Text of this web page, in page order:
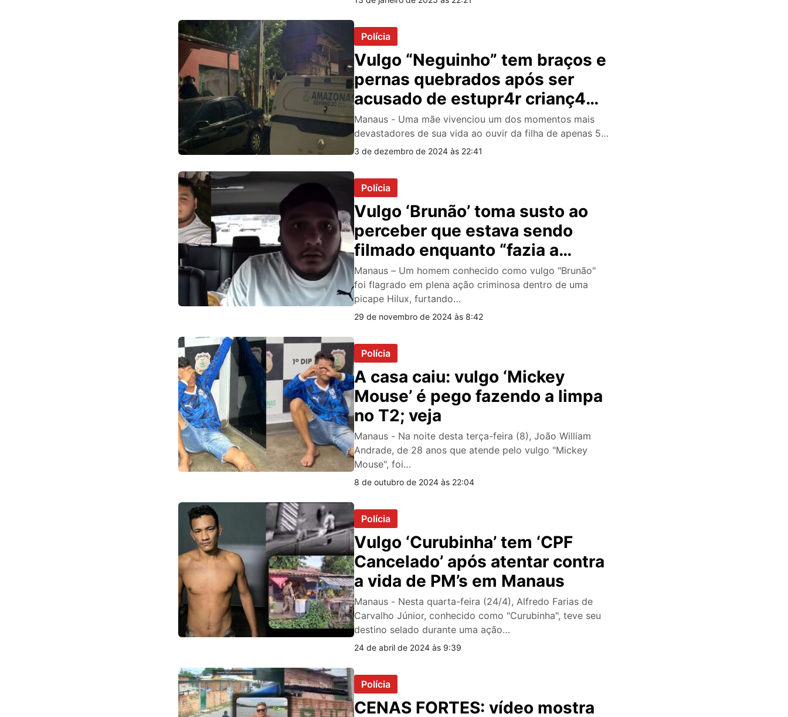
Polícia
Vulgo “Neguinho” tem braços e
pernas quebrados após ser
acusado de estupr4r crianç4
em Manaus
Manaus - Uma mãe vivenciou um dos momentos mais
devastadores de sua vida ao ouvir da filha de apenas 5…
3 de dezembro de 2024 às 22:41
Polícia
Vulgo ‘Brunão’ toma susto ao
perceber que estava sendo
filmado enquanto “fazia a
limpa” em Hilux; veja vídeo
Manaus – Um homem conhecido como vulgo "Brunão"
foi flagrado em plena ação criminosa dentro de uma
picape Hilux, furtando…
29 de novembro de 2024 às 8:42
Polícia
A casa caiu: vulgo ‘Mickey
Mouse’ é pego fazendo a limpa
no T2; veja
Manaus - Na noite desta terça-feira (8), João William
Andrade, de 28 anos que atende pelo vulgo "Mickey
Mouse", foi…
8 de outubro de 2024 às 22:04
Polícia
Vulgo ‘Curubinha’ tem ‘CPF
Cancelado’ após atentar contra
a vida de PM’s em Manaus
Manaus - Nesta quarta-feira (24/4), Alfredo Farias de
Carvalho Júnior, conhecido como "Curubinha", teve seu
destino selado durante uma ação…
24 de abril de 2024 às 9:39
Polícia
CENAS FORTES: vídeo mostra